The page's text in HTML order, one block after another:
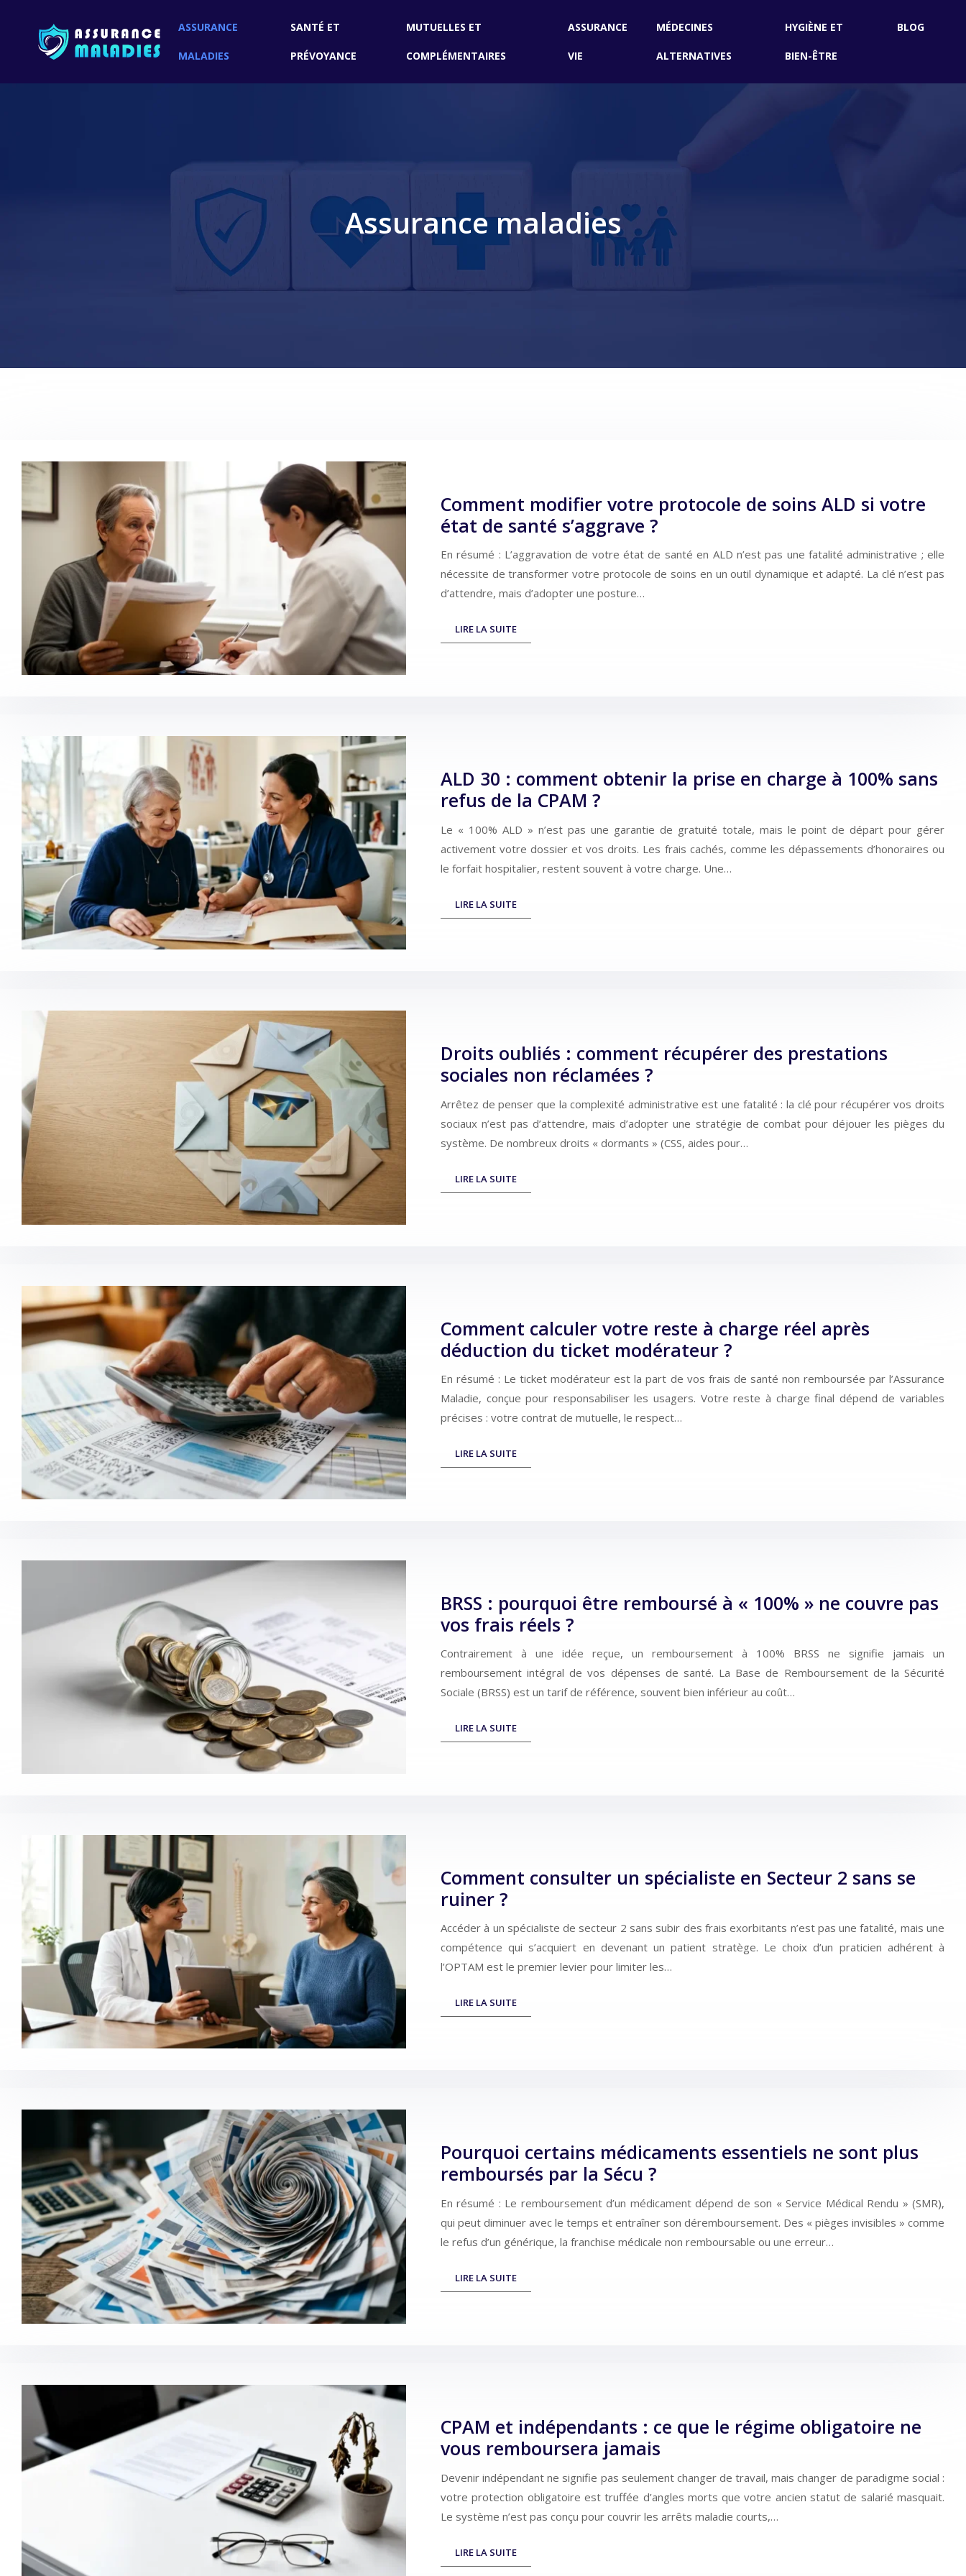
ASSURANCE
MALADIES
SANTÉ ET
PRÉVOYANCE
MUTUELLES ET
COMPLÉMENTAIRES
ASSURANCE
VIE
MÉDECINES
ALTERNATIVES
HYGIÈNE ET
BIEN-ÊTRE
BLOG
Assurance maladies
Comment modifier votre protocole de soins ALD si votre
état de santé s’aggrave ?
En résumé : L’aggravation de votre état de santé en ALD n’est pas une fatalité administrative ; elle
nécessite de transformer votre protocole de soins en un outil dynamique et adapté. La clé n’est pas
d’attendre, mais d’adopter une posture…
LIRE LA SUITE
ALD 30 : comment obtenir la prise en charge à 100% sans
refus de la CPAM ?
Le « 100% ALD » n’est pas une garantie de gratuité totale, mais le point de départ pour gérer
activement votre dossier et vos droits. Les frais cachés, comme les dépassements d’honoraires ou
le forfait hospitalier, restent souvent à votre charge. Une…
LIRE LA SUITE
Droits oubliés : comment récupérer des prestations
sociales non réclamées ?
Arrêtez de penser que la complexité administrative est une fatalité : la clé pour récupérer vos droits
sociaux n’est pas d’attendre, mais d’adopter une stratégie de combat pour déjouer les pièges du
système. De nombreux droits « dormants » (CSS, aides pour…
LIRE LA SUITE
Comment calculer votre reste à charge réel après
déduction du ticket modérateur ?
En résumé : Le ticket modérateur est la part de vos frais de santé non remboursée par l’Assurance
Maladie, conçue pour responsabiliser les usagers. Votre reste à charge final dépend de variables
précises : votre contrat de mutuelle, le respect…
LIRE LA SUITE
BRSS : pourquoi être remboursé à « 100% » ne couvre pas
vos frais réels ?
Contrairement à une idée reçue, un remboursement à 100% BRSS ne signifie jamais un
remboursement intégral de vos dépenses de santé. La Base de Remboursement de la Sécurité
Sociale (BRSS) est un tarif de référence, souvent bien inférieur au coût…
LIRE LA SUITE
Comment consulter un spécialiste en Secteur 2 sans se
ruiner ?
Accéder à un spécialiste de secteur 2 sans subir des frais exorbitants n’est pas une fatalité, mais une
compétence qui s’acquiert en devenant un patient stratège. Le choix d’un praticien adhérent à
l’OPTAM est le premier levier pour limiter les…
LIRE LA SUITE
Pourquoi certains médicaments essentiels ne sont plus
remboursés par la Sécu ?
En résumé : Le remboursement d’un médicament dépend de son « Service Médical Rendu » (SMR),
qui peut diminuer avec le temps et entraîner son déremboursement. Des « pièges invisibles » comme
le refus d’un générique, la franchise médicale non remboursable ou une erreur…
LIRE LA SUITE
CPAM et indépendants : ce que le régime obligatoire ne
vous remboursera jamais
Devenir indépendant ne signifie pas seulement changer de travail, mais changer de paradigme social :
votre protection obligatoire est truffée d’angles morts que votre ancien statut de salarié masquait.
Le système n’est pas conçu pour couvrir les arrêts maladie courts,…
LIRE LA SUITE